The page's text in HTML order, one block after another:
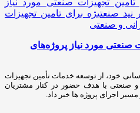
صنعتی مورد نیاز پروژه‌های
خود، از توسعه خدمات تأمین تجهیزات
و صنعتی با هدف حضور در کنار مشتریان
اجرای پروژه ها خبر داد.